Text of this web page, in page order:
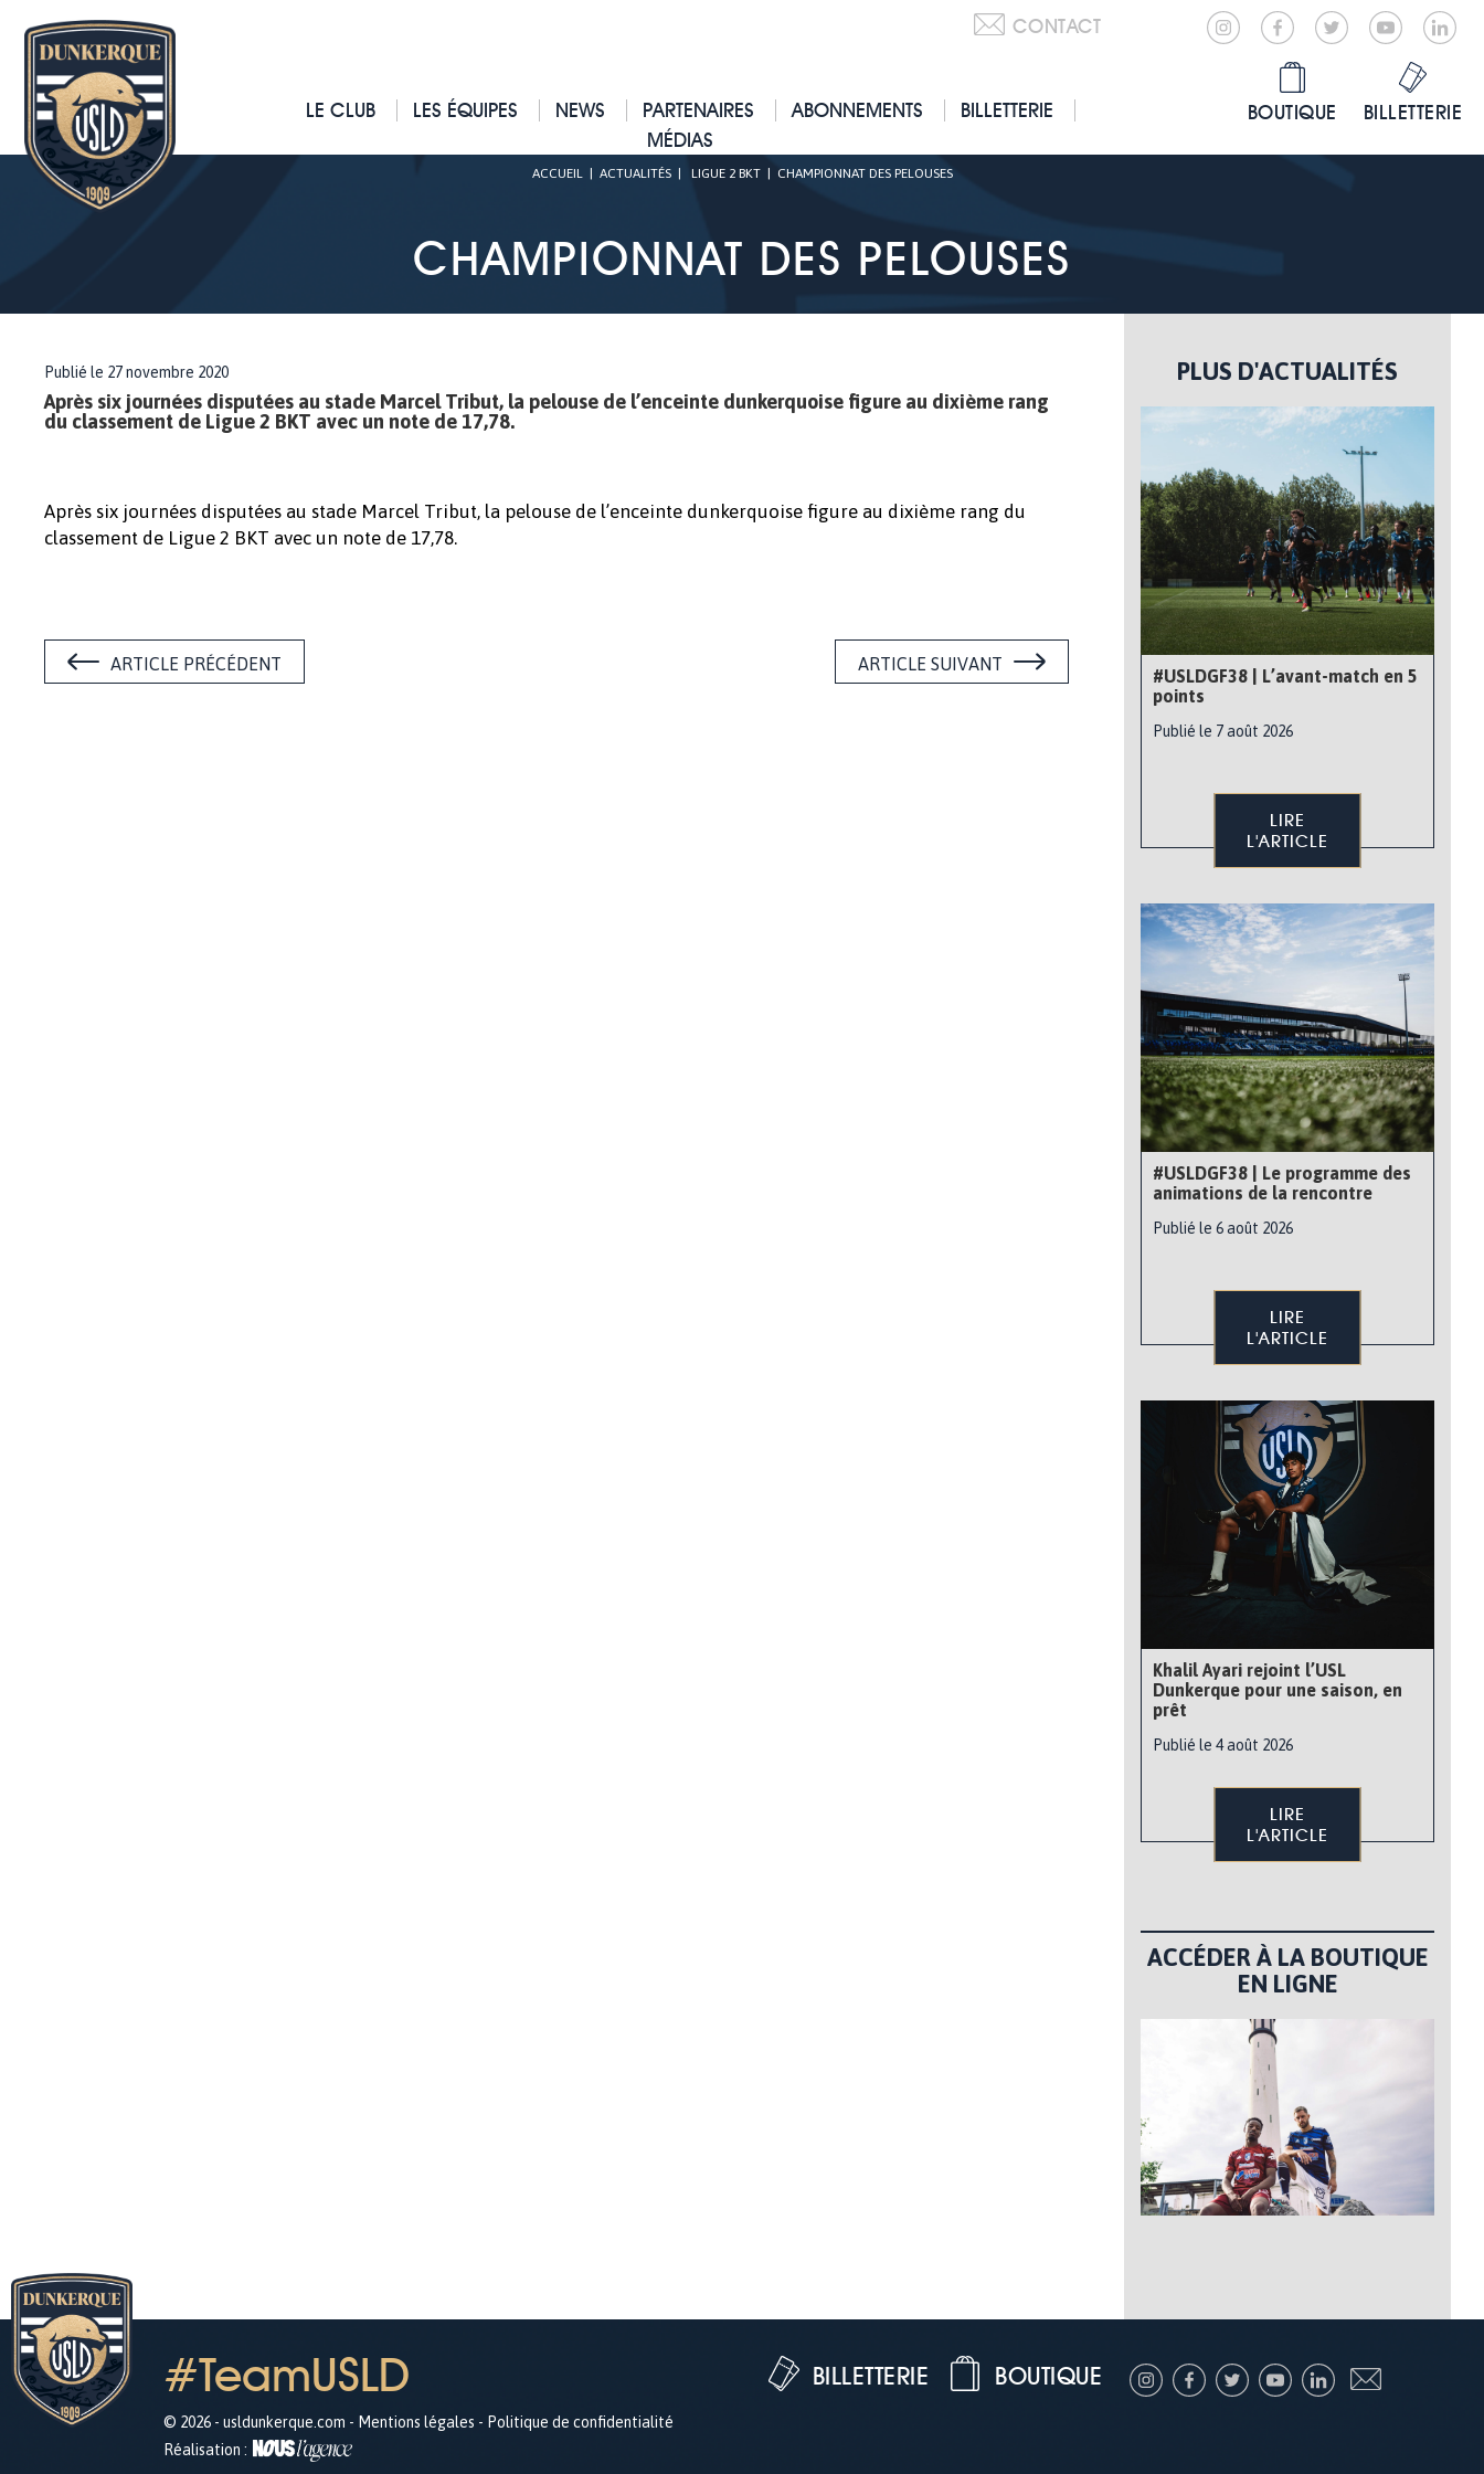
CONTACT
LE CLUB LES ÉQUIPES NEWS PARTENAIRES ABONNEMENTS
BILLETTERIE
MÉDIAS
BOUTIQUE BILLETTERIE
ACCUEIL| ACTUALITÉS| LIGUE 2 BKT| CHAMPIONNAT DES PELOUSES
CHAMPIONNAT DES PELOUSES
Publié le 27 novembre 2020
Après six journées disputées au stade Marcel Tribut, la pelouse de l’enceinte dunkerquoise figure au dixième rang
du classement de Ligue 2 BKT avec un note de 17,78.
Après six journées disputées au stade Marcel Tribut, la pelouse de l’enceinte dunkerquoise figure au dixième rang du
classement de Ligue 2 BKT avec un note de 17,78.
ARTICLE PRÉCÉDENT ARTICLE SUIVANT
PLUS D'ACTUALITÉS
#USLDGF38 | L’avant-match en 5
points
Publié le 7 août 2026
LIRE
L'ARTICLE
#USLDGF38 | Le programme des
animations de la rencontre
Publié le 6 août 2026
LIRE
L'ARTICLE
Khalil Ayari rejoint l’USL
Dunkerque pour une saison, en
prêt
Publié le 4 août 2026
LIRE
L'ARTICLE
ACCÉDER À LA BOUTIQUE
EN LIGNE
#TeamUSLD
© 2026 - usldunkerque.com - Mentions légales - Politique de confidentialité
Réalisation :
BOUTIQUE
BILLETTERIE